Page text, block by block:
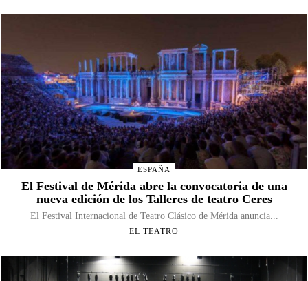
ESPAÑA
El Festival de Mérida abre la convocatoria de una
nueva edición de los Talleres de teatro Ceres
El Festival Internacional de Teatro Clásico de Mérida anuncia...
EL TEATRO